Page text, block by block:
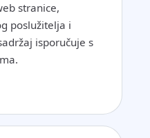
stranice,
poslužitelja i
isporučuje s